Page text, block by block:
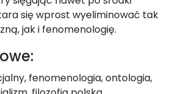
się wprost wyeliminować tak
jak i fenomenologię.
fenomenologia, ontologia,